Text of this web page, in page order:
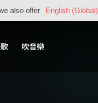
also offer English (Global)
吹音樂